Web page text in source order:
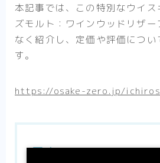
本記事では、この特別なウイス
ズモルト：ワインウッドリザー
なく紹介し、定価や評価につ
す。
https://osake-zero.jp/
目次